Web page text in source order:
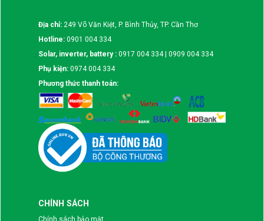
Địa chỉ: 249 Võ Văn Kiệt, P. Bình Thủy, TP. Cần Thơ
Hotline: 0901 004 334
Solar, inverter, battery : 0917 004 334 | 0909 004 334
Phụ kiện: 0974 004 334
Phương thức thanh toán:
CHÍNH SÁCH
Chính sách bảo mật